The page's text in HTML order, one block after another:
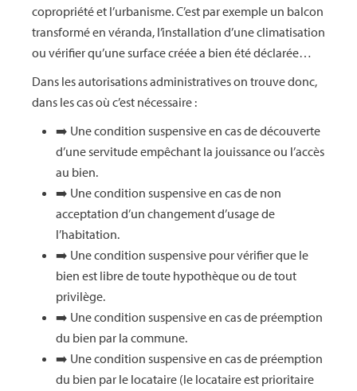
copropriété et l’urbanisme. C’est par exemple un balcon
transformé en véranda, l’installation d’une climatisation
ou vérifier qu’une surface créée a bien été déclarée…
Dans les autorisations administratives on trouve donc,
dans les cas où c’est nécessaire :
➡️ Une condition suspensive en cas de découverte
d’une servitude empêchant la jouissance ou l’accès
au bien.
➡️ Une condition suspensive en cas de non
acceptation d’un changement d’usage de
l’habitation.
➡️ Une condition suspensive pour vérifier que le
bien est libre de toute hypothèque ou de tout
privilège.
➡️ Une condition suspensive en cas de préemption
du bien par la commune.
➡️ Une condition suspensive en cas de préemption
du bien par le locataire (le locataire est prioritaire